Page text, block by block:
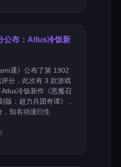
公布：Atlus冷饭新
通》公布了第 1902
分，此次有 3 款游戏
冷饭新作《恶魔召
版：超力兵团奇谭》，
，知名动漫衍生